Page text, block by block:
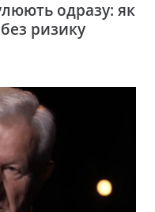
одразу: як
ризику